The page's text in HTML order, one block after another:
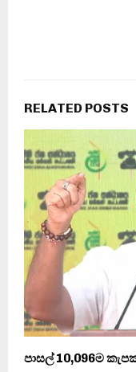
RELATED POSTS
පාසල් 10,096ම